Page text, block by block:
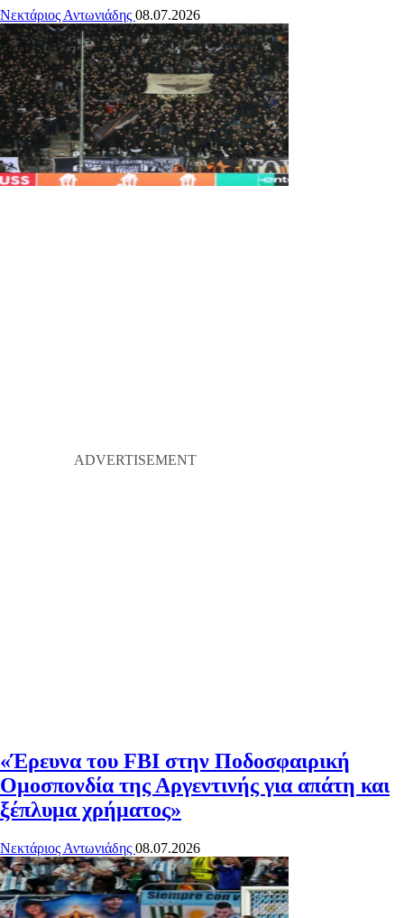
Νεκτάριος Αντωνιάδης 08.07.2026
«Έρευνα του FBI στην Ποδοσφαιρική
Ομοσπονδία της Αργεντινής για απάτη και
ξέπλυμα χρήματος»
Νεκτάριος Αντωνιάδης 08.07.2026